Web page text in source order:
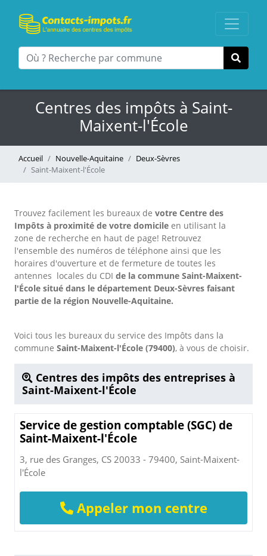
Centres des impôts à Saint-
Maixent-l'École
Accueil Nouvelle-Aquitaine
Deux-Sèvres
Saint-Maixent-l'École
Trouvez facilement les bureaux de votre Centre des
Impôts à proximité de votre domicile en utilisant la
zone de recherche en haut de page! Retrouvez
l'ensemble des numéros de téléphone ainsi que les
horaires d'ouverture et de fermeture de toutes les
antennes locales du CDI de la commune Saint-Maixent-
l'École situé dans le département Deux-Sèvres faisant
partie de la région Nouvelle-Aquitaine.
Voici tous les bureaux du service des Impôts dans la
commune Saint-Maixent-l'École (79400), à vous de choisir.
Centres des impôts des entreprises à
Saint-Maixent-l'École
Service de gestion comptable (SGC) de
Saint-Maixent-l'École
3, rue des Granges, CS 20033 - 79400, Saint-Maixent-
l'École
Appeler mon centre